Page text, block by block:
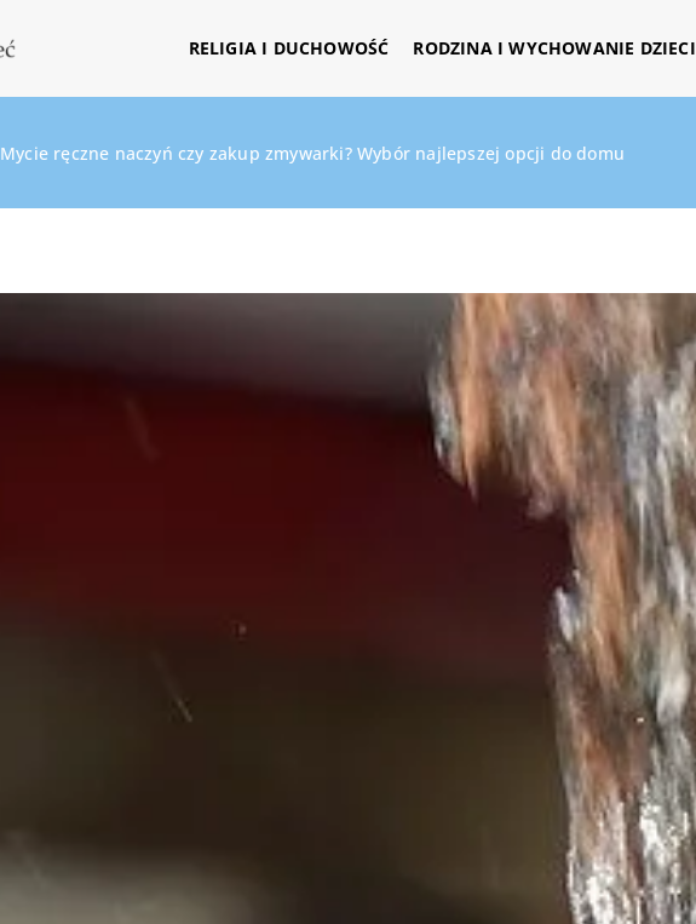
RELIGIA I DUCHOWOŚĆ RODZINA I WYCHOWANIE DZIECI
Mycie ręczne naczyń czy zakup zmywarki? Wybór najlepszej opcji do domu